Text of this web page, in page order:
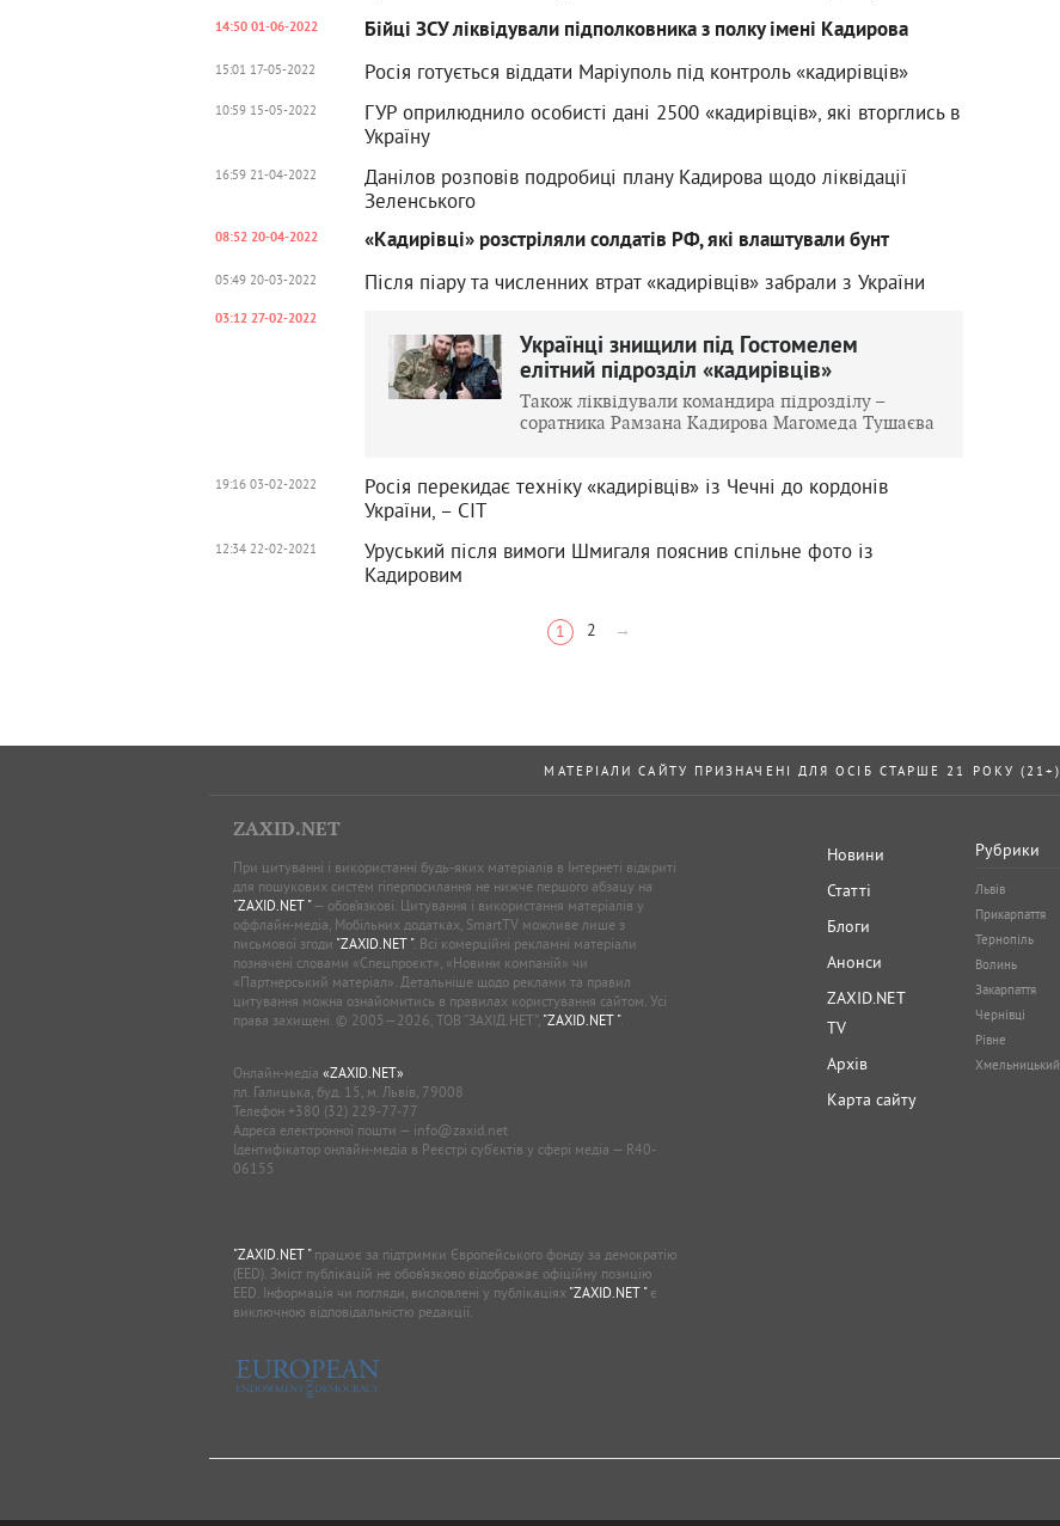
14:50 01-06-2022 Бійці ЗСУ ліквідували підполковника з полку імені Кадирова
15:01 17-05-2022 Росія готується віддати Маріуполь під контроль «кадирівців»
10:59 15-05-2022
ГУР оприлюднило особисті дані 2500 «кадирівців», які вторглись в
Україну
16:59 21-04-2022
Данілов розповів подробиці плану Кадирова щодо ліквідації
Зеленського
08:52 20-04-2022 «Кадирівці» розстріляли солдатів РФ, які влаштували бунт
05:49 20-03-2022 Після піару та численних втрат «кадирівців» забрали з України
03:12 27-02-2022
Українці знищили під Гостомелем
елітний підрозділ «кадирівців»
Також ліквідували командира підрозділу –
соратника Рамзана Кадирова Магомеда Тушаєва
19:16 03-02-2022
Росія перекидає техніку «кадирівців» із Чечні до кордонів
України, – СІТ
12:34 22-02-2021
Уруський після вимоги Шмигаля пояснив спільне фото із
Кадировим
1 2 →
МАТЕРІАЛИ САЙТУ ПРИЗНАЧЕНІ ДЛЯ ОСІБ СТАРШЕ 21 РОКУ (21+)
ZAXID.NET
При цитуванні і використанні будь-яких матеріалів в Інтернеті відкриті
для пошукових систем гіперпосилання не нижче першого абзацу на
"ZAXID.NET "— обов’язкові. Цитування і використання матеріалів у
оффлайн-медіа, Мобільних додатках, SmartTV можливе лише з
письмової згоди "ZAXID.NET ". Всі комерційні рекламні матеріали
позначені словами «Спецпроєкт», «Новини компаній» чи
«Партнерський матеріал». Детальніше щодо реклами та правил
цитування можна ознайомитись в правилах користування сайтом. Усі
права захищені. © 2005—2026, ТОВ “ЗАХІД.НЕТ”, "ZAXID.NET ".
Онлайн-медіа «ZAXID.NET»
пл. Галицька, буд. 15, м. Львів, 79008
Телефон +380 (32) 229-77-77
Адреса електронної пошти — info@zaxid.net
Ідентифікатор онлайн-медіа в Реєстрі суб'єктів у сфері медіа — R40-
06155
"ZAXID.NET "працює за підтримки Європейського фонду за демократію
(EED). Зміст публікацій не обов’язково відображає офіційну позицію
EED. Інформація чи погляди, висловлені у публікаціях "ZAXID.NET "є
виключною відповідальністю редакції.
Новини
Статті
Блоги
Анонси
ZAXID.NET
TV
Архів
Карта сайту
Рубрики
Львів
Прикарпаття
Тернопіль
Волинь
Закарпаття
Чернівці
Рівне
Хмельницький